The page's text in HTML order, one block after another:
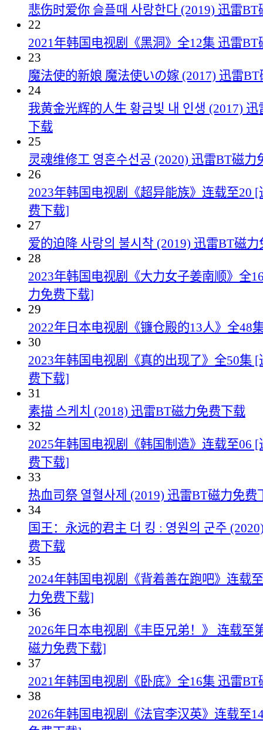
悲伤时爱你 슬플때 사랑한다 (2019) 迅雷
22
2021年韩国电视剧《黑洞》全12集 迅雷
23
魔法使的新娘 魔法使いの嫁 (2017) 迅雷
24
我黄金光辉的人生 황금빛 내 인생 (2017)
下载
25
灵魂维修工 영혼수선공 (2020) 迅雷BT磁力
26
2023年韩国电视剧《超异能族》连载至20
费下载]
27
爱的迫降 사랑의 불시착 (2019) 迅雷BT磁
28
2023年韩国电视剧《大力女子姜南顺》全
力免费下载]
29
2022年日本电视剧《镰仓殿的13人》全48
30
2023年韩国电视剧《真的出现了》全50集
费下载]
31
素描 스케치 (2018) 迅雷BT磁力免费下载
32
2025年韩国电视剧《韩国制造》连载至06
费下载]
33
热血司祭 열혈사제 (2019) 迅雷BT磁力免费
34
国王：永远的君主 더 킹 : 영원의 군주
费下载
35
2024年韩国电视剧《背着善在跑吧》连载
力免费下载]
36
2026年日本电视剧《丰臣兄弟！》 连载至
磁力免费下载]
37
2021年韩国电视剧《卧底》全16集 迅雷
38
2026年韩国电视剧《法官李汉英》连载至